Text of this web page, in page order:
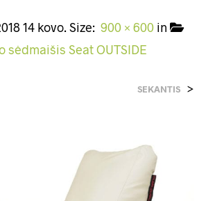
14 kovo. Size: 900 × 600 in
sėdmaišis Seat OUTSIDE
SEKANTIS >